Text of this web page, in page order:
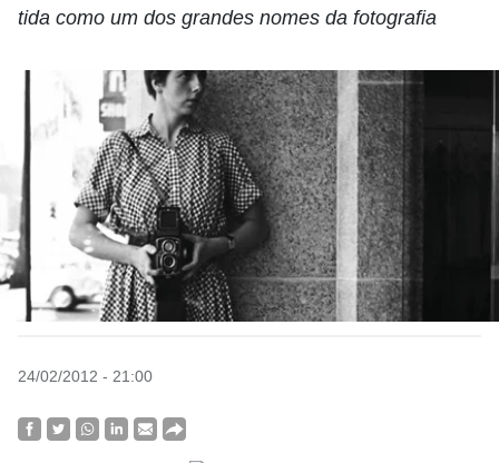
tida como um dos grandes nomes da fotografia
24/02/2012 - 21:00